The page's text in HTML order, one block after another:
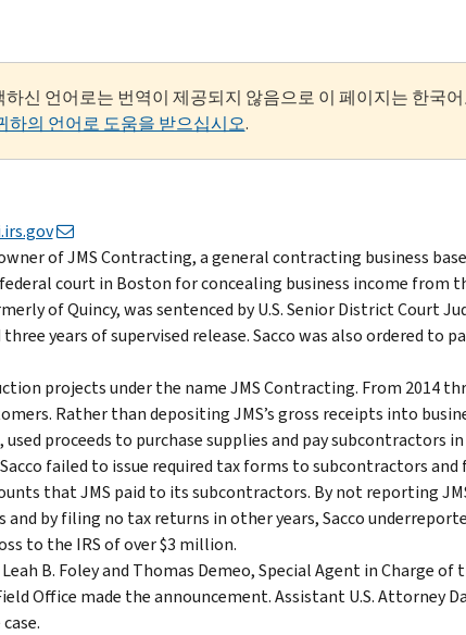
하신 언어로는 번역이 제공되지 않음으로 이 페이지는 한국
하의 언어로 도움을 받으십시오.
of JMS Contracting, a general contracting business
court in Boston for concealing business income from
of Quincy, was sentenced by U.S. Senior District Court
years of supervised release. Sacco was also ordered to
projects under the name JMS Contracting. From 2014
Rather than depositing JMS’s gross receipts into
proceeds to purchase supplies and pay subcontractors
Sacco failed to issue required tax forms to subcontractors
that JMS paid to its subcontractors. By not reporting
and by filing no tax returns in other years, Sacco
to the IRS of over $3 million.
B. Foley and Thomas Demeo, Special Agent in Charge of
Office made the announcement. Assistant U.S. Attorney